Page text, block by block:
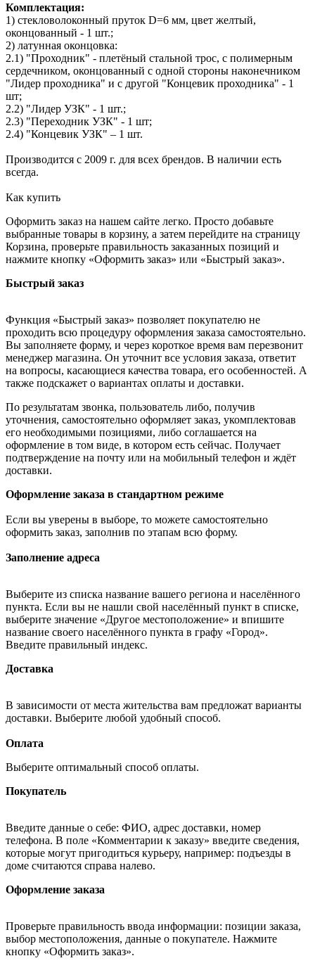
Комплектация:
1) стекловолоконный пруток D=6 мм, цвет желтый,
оконцованный - 1 шт.;
2) латунная оконцовка:
2.1) "Проходник" - плетёный стальной трос, с полимерным
сердечником, оконцованный с одной стороны наконечником
"Лидер проходника" и с другой "Концевик проходника" - 1
шт;
2.2) "Лидер УЗК" - 1 шт.;
2.3) "Переходник УЗК" - 1 шт;
2.4) "Концевик УЗК" – 1 шт.
Производится с 2009 г. для всех брендов. В наличии есть
всегда.
Как купить
Оформить заказ на нашем сайте легко. Просто добавьте
выбранные товары в корзину, а затем перейдите на страницу
Корзина, проверьте правильность заказанных позиций и
нажмите кнопку «Оформить заказ» или «Быстрый заказ».
Быстрый заказ
Функция «Быстрый заказ» позволяет покупателю не
проходить всю процедуру оформления заказа самостоятельно.
Вы заполняете форму, и через короткое время вам перезвонит
менеджер магазина. Он уточнит все условия заказа, ответит
на вопросы, касающиеся качества товара, его особенностей. А
также подскажет о вариантах оплаты и доставки.
По результатам звонка, пользователь либо, получив
уточнения, самостоятельно оформляет заказ, укомплектовав
его необходимыми позициями, либо соглашается на
оформление в том виде, в котором есть сейчас. Получает
подтверждение на почту или на мобильный телефон и ждёт
доставки.
Оформление заказа в стандартном режиме
Если вы уверены в выборе, то можете самостоятельно
оформить заказ, заполнив по этапам всю форму.
Заполнение адреса
Выберите из списка название вашего региона и населённого
пункта. Если вы не нашли свой населённый пункт в списке,
выберите значение «Другое местоположение» и впишите
название своего населённого пункта в графу «Город».
Введите правильный индекс.
Доставка
В зависимости от места жительства вам предложат варианты
доставки. Выберите любой удобный способ.
Оплата
Выберите оптимальный способ оплаты.
Покупатель
Введите данные о себе: ФИО, адрес доставки, номер
телефона. В поле «Комментарии к заказу» введите сведения,
которые могут пригодиться курьеру, например: подъезды в
доме считаются справа налево.
Оформление заказа
Проверьте правильность ввода информации: позиции заказа,
выбор местоположения, данные о покупателе. Нажмите
кнопку «Оформить заказ».